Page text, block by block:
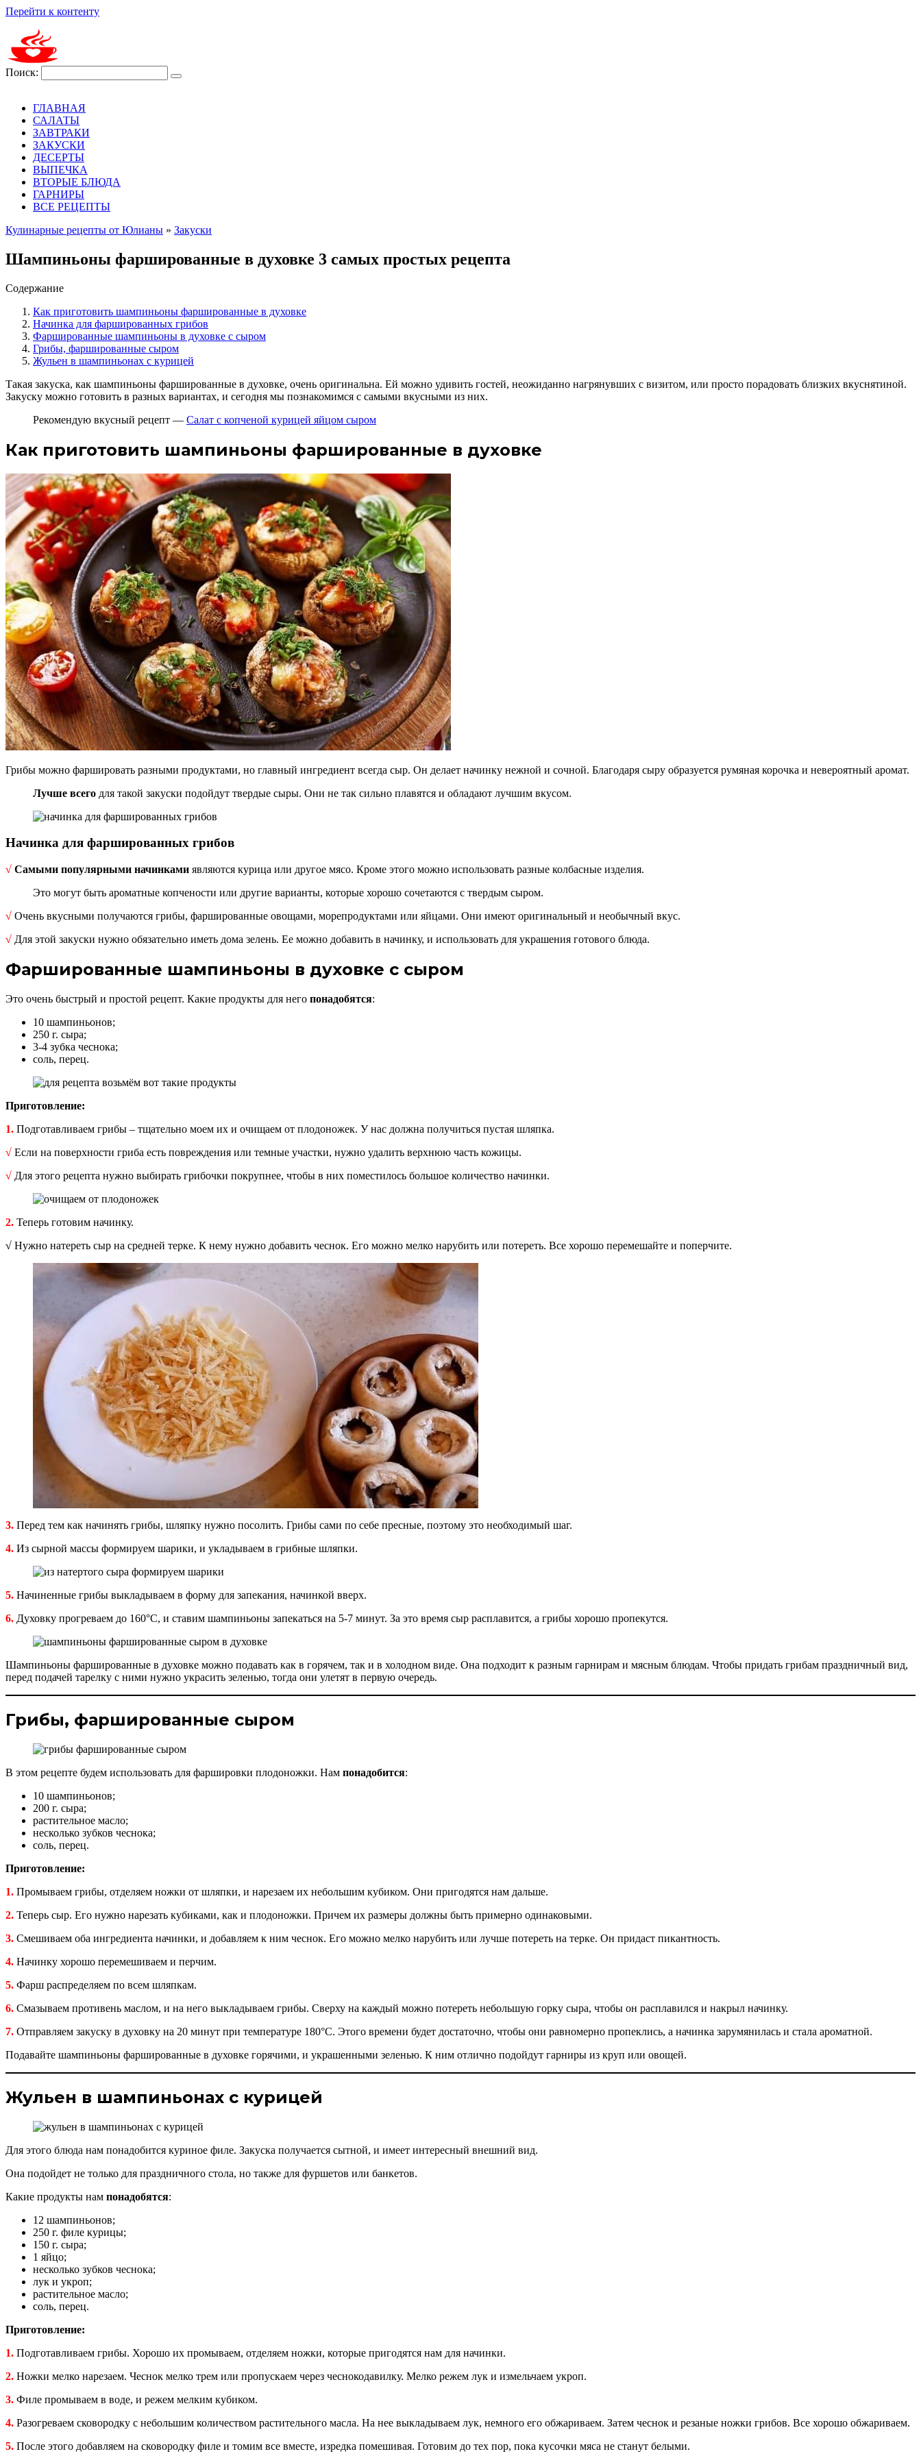
Перейти к контенту
Поиск:
ГЛАВНАЯ
САЛАТЫ
ЗАВТРАКИ
ЗАКУСКИ
ДЕСЕРТЫ
ВЫПЕЧКА
ВТОРЫЕ БЛЮДА
ГАРНИРЫ
ВСЕ РЕЦЕПТЫ
Кулинарные рецепты от Юлианы » Закуски
Шампиньоны фаршированные в духовке 3 самых простых рецепта
Содержание
Как приготовить шампиньоны фаршированные в духовке
Начинка для фаршированных грибов
Фаршированные шампиньоны в духовке с сыром
Грибы, фаршированные сыром
Жульен в шампиньонах с курицей
Такая закуска, как шампиньоны фаршированные в духовке, очень оригинальна. Ей можно удивить гостей, неожиданно нагрянувших с визитом, или просто порадовать близких вкуснятиной.
Закуску можно готовить в разных вариантах, и сегодня мы познакомимся с самыми вкусными из них.
Рекомендую вкусный рецепт — Салат с копченой курицей яйцом сыром
Как приготовить шампиньоны фаршированные в духовке
Грибы можно фаршировать разными продуктами, но главный ингредиент всегда сыр. Он делает начинку нежной и сочной. Благодаря сыру образуется румяная корочка и невероятный аромат.
Лучше всего для такой закуски подойдут твердые сыры. Они не так сильно плавятся и обладают лучшим вкусом.
Начинка для фаршированных грибов
√ Самыми популярными начинками являются курица или другое мясо. Кроме этого можно использовать разные колбасные изделия.
Это могут быть ароматные копчености или другие варианты, которые хорошо сочетаются с твердым сыром.
√ Очень вкусными получаются грибы, фаршированные овощами, морепродуктами или яйцами. Они имеют оригинальный и необычный вкус.
√ Для этой закуски нужно обязательно иметь дома зелень. Ее можно добавить в начинку, и использовать для украшения готового блюда.
Фаршированные шампиньоны в духовке с сыром
Это очень быстрый и простой рецепт. Какие продукты для него понадобятся:
10 шампиньонов;
250 г. сыра;
3-4 зубка чеснока;
соль, перец.
Приготовление:
1. Подготавливаем грибы – тщательно моем их и очищаем от плодоножек. У нас должна получиться пустая шляпка.
√ Если на поверхности гриба есть повреждения или темные участки, нужно удалить верхнюю часть кожицы.
√ Для этого рецепта нужно выбирать грибочки покрупнее, чтобы в них поместилось большое количество начинки.
2. Теперь готовим начинку.
√ Нужно натереть сыр на средней терке. К нему нужно добавить чеснок. Его можно мелко нарубить или потереть. Все хорошо перемешайте и поперчите.
3. Перед тем как начинять грибы, шляпку нужно посолить. Грибы сами по себе пресные, поэтому это необходимый шаг.
4. Из сырной массы формируем шарики, и укладываем в грибные шляпки.
5. Начиненные грибы выкладываем в форму для запекания, начинкой вверх.
6. Духовку прогреваем до 160°С, и ставим шампиньоны запекаться на 5-7 минут. За это время сыр расплавится, а грибы хорошо пропекутся.
Шампиньоны фаршированные в духовке можно подавать как в горячем, так и в холодном виде. Она подходит к разным гарнирам и мясным блюдам. Чтобы придать грибам праздничный вид,
перед подачей тарелку с ними нужно украсить зеленью, тогда они улетят в первую очередь.
Грибы, фаршированные сыром
В этом рецепте будем использовать для фаршировки плодоножки. Нам понадобится:
10 шампиньонов;
200 г. сыра;
растительное масло;
несколько зубков чеснока;
соль, перец.
Приготовление:
1. Промываем грибы, отделяем ножки от шляпки, и нарезаем их небольшим кубиком. Они пригодятся нам дальше.
2. Теперь сыр. Его нужно нарезать кубиками, как и плодоножки. Причем их размеры должны быть примерно одинаковыми.
3. Смешиваем оба ингредиента начинки, и добавляем к ним чеснок. Его можно мелко нарубить или лучше потереть на терке. Он придаст пикантность.
4. Начинку хорошо перемешиваем и перчим.
5. Фарш распределяем по всем шляпкам.
6. Смазываем противень маслом, и на него выкладываем грибы. Сверху на каждый можно потереть небольшую горку сыра, чтобы он расплавился и накрыл начинку.
7. Отправляем закуску в духовку на 20 минут при температуре 180°С. Этого времени будет достаточно, чтобы они равномерно пропеклись, а начинка зарумянилась и стала ароматной.
Подавайте шампиньоны фаршированные в духовке горячими, и украшенными зеленью. К ним отлично подойдут гарниры из круп или овощей.
Жульен в шампиньонах с курицей
Для этого блюда нам понадобится куриное филе. Закуска получается сытной, и имеет интересный внешний вид.
Она подойдет не только для праздничного стола, но также для фуршетов или банкетов.
Какие продукты нам понадобятся:
12 шампиньонов;
250 г. филе курицы;
150 г. сыра;
1 яйцо;
несколько зубков чеснока;
лук и укроп;
растительное масло;
соль, перец.
Приготовление:
1. Подготавливаем грибы. Хорошо их промываем, отделяем ножки, которые пригодятся нам для начинки.
2. Ножки мелко нарезаем. Чеснок мелко трем или пропускаем через чеснокодавилку. Мелко режем лук и измельчаем укроп.
3. Филе промываем в воде, и режем мелким кубиком.
4. Разогреваем сковородку с небольшим количеством растительного масла. На нее выкладываем лук, немного его обжариваем. Затем чеснок и резаные ножки грибов. Все хорошо обжариваем.
5. После этого добавляем на сковородку филе и томим все вместе, изредка помешивая. Готовим до тех пор, пока кусочки мяса не станут белыми.